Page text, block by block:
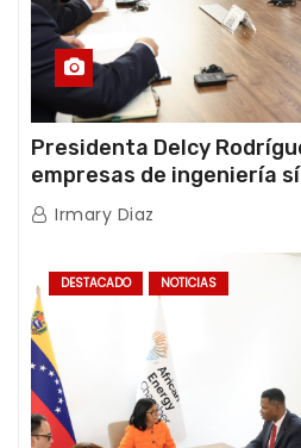
Presidenta Delcy
empresas de ingeniería
International y TFI
Irmary Diaz
DESTACADO NOTICIAS